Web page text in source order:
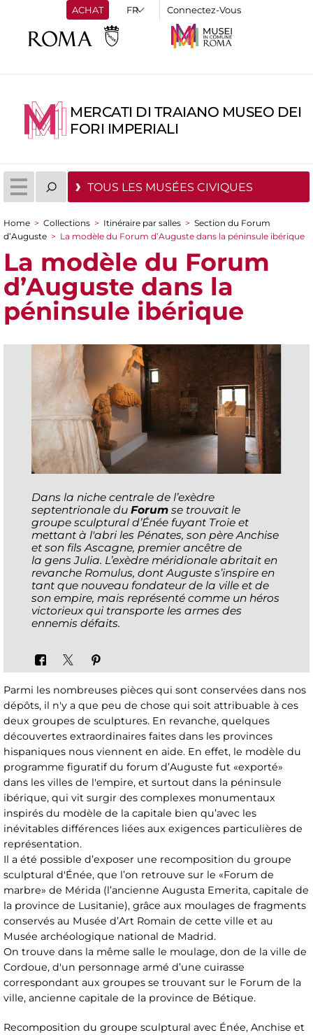
ACHAT Connectez-Vous
MERCATI DI TRAIANO MUSEO DEI
FORI IMPERIALI
TOUS LES MUSÉES CIVIQUES
You are here
Home > Collections > Itinéraire par salles > Section du Forum
d’Auguste > La modèle du Forum d’Auguste dans la péninsule ibérique
La modèle du Forum
d’Auguste dans la
péninsule ibérique
Dans la niche centrale de l’exèdre
septentrionale du Forum se trouvait le
groupe sculptural d’Énée fuyant Troie et
mettant à l'abri les Pénates, son père Anchise
et son fils Ascagne, premier ancêtre de
la gens Julia. L’exèdre méridionale abritait en
revanche Romulus, dont Auguste s’inspire en
tant que nouveau fondateur de la ville et de
son empire, mais représenté comme un héros
victorieux qui transporte les armes des
ennemis défaits.
Parmi les nombreuses pièces qui sont conservées dans nos
dépôts, il n'y a que peu de chose qui soit attribuable à ces
deux groupes de sculptures. En revanche, quelques
découvertes extraordinaires faites dans les provinces
hispaniques nous viennent en aide. En effet, le modèle du
programme figuratif du forum d’Auguste fut «exporté»
dans les villes de l'empire, et surtout dans la péninsule
ibérique, qui vit surgir des complexes monumentaux
inspirés du modèle de la capitale bien qu’avec les
inévitables différences liées aux exigences particulières de
représentation.
Il a été possible d’exposer une recomposition du groupe
sculptural d'Énée, que l’on retrouve sur le «Forum de
marbre» de Mérida (l’ancienne Augusta Emerita, capitale de
la province de Lusitanie), grâce aux moulages de fragments
conservés au Musée d’Art Romain de cette ville et au
Musée archéologique national de Madrid.
On trouve dans la même salle le moulage, don de la ville de
Cordoue, d'un personnage armé d’une cuirasse
correspondant aux groupes se trouvant sur le Forum de la
ville, ancienne capitale de la province de Bétique.
Recomposition du groupe sculptural avec Énée, Anchise et